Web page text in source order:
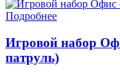
Подробнее
Игровой набор
патруль)